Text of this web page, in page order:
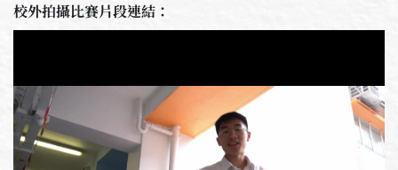
校外拍攝比賽片段連結：